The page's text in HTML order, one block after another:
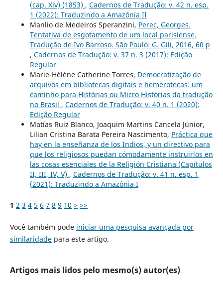
(cap. Xiv) (1853) , Cadernos de Tradução: v. 42 n. esp.
1 (2022): Traduzindo a Amazônia II
Manlio de Medeiros Speranzini, Perec, Georges.
Tentativa de esgotamento de um local parisiense.
Tradução de Ivo Barroso. São Paulo: G. Gili, 2016, 60 p
, Cadernos de Tradução: v. 37 n. 3 (2017): Edição
Regular
Marie-Hélène Catherine Torres, Democratização de
arquivos em bibliotecas digitais e hemerotecas: um
caminho para Histórias ou Micro Histórias da tradução
no Brasil , Cadernos de Tradução: v. 40 n. 1 (2020):
Edição Regular
Matías Ruiz Blanco, Joaquim Martins Cancela Júnior,
Lilian Cristina Barata Pereira Nascimento, Práctica que
hay en la enseñanza de los Indios, y un directivo para
que los religiosos puedan cómodamente instruirlos en
las cosas esenciales de la Religión Cristiana (Capítulos
II, III, IV, V) , Cadernos de Tradução: v. 41 n. esp. 1
(2021): Traduzindo a Amazônia I
1 2 3 4 5 6 7 8 9 10 > >>
Você também pode iniciar uma pesquisa avançada por
similaridadepara este artigo.
Artigos mais lidos pelo mesmo(s) autor(es)